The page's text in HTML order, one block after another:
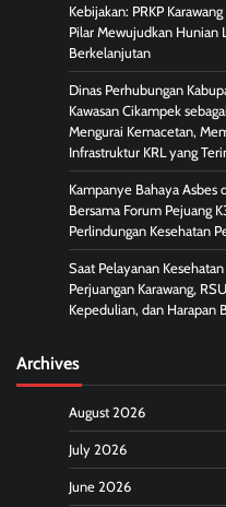
Kebijakan: PRKP
Pilar Mewujudkan Hunian
Berkelanjutan
Dinas Perhubungan
Kawasan Cikampek
Mengurai Kemacetan,
Infrastruktur KRL yang
Kampanye Bahaya Asbes
Bersama Forum Pejuang
Perlindungan Kesehatan
Saat Pelayanan
Perjuangan Karawang,
Kepedulian, dan Harapan
Archives
August 2026
July 2026
June 2026